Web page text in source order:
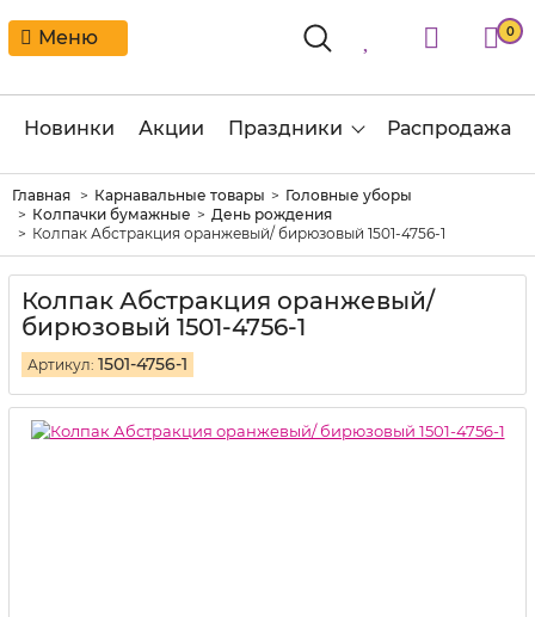
Меню 0
Новинки Акции Праздники Распродажа
Главная Карнавальные товары
Головные уборы
Колпачки бумажные
День рождения
Колпак Абстракция оранжевый/ бирюзовый 1501-4756-1
Колпак Абстракция оранжевый/
бирюзовый 1501-4756-1
Артикул: 1501-4756-1